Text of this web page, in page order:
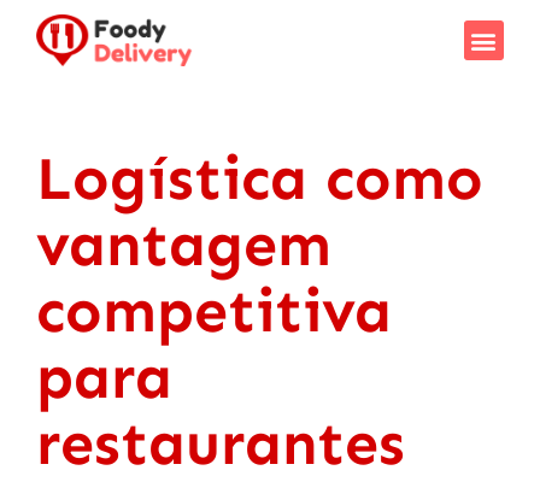
Logística como
vantagem
competitiva
para
restaurantes